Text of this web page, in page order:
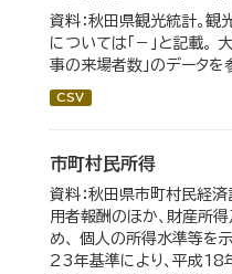
資料：秋田県観光統計。観
については「－」と記載。
事の来場者数」のデータを
CSV
市町村民所得
資料：秋田県市町村民経済
用者報酬のほか、財産所
め、 個人の所得水準等を
23年基準により、平成18